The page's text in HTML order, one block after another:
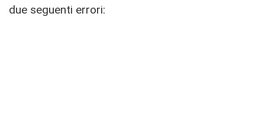
due seguenti errori: